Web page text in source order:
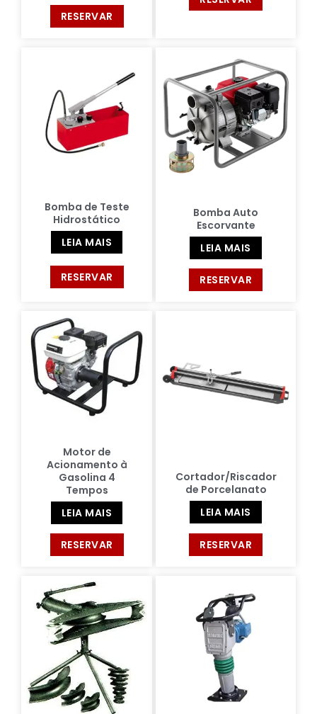
RESERVAR
Bomba de Teste
Hidrostático
LEIA MAIS
RESERVAR
Bomba Auto
Escorvante
LEIA MAIS
RESERVAR
Motor de
Acionamento à
Gasolina 4
Tempos
LEIA MAIS
RESERVAR
Cortador/Riscador
de Porcelanato
LEIA MAIS
RESERVAR